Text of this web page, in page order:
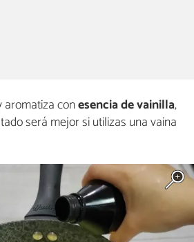
aromatiza conesencia de vainilla,
será mejor si utilizas una vaina